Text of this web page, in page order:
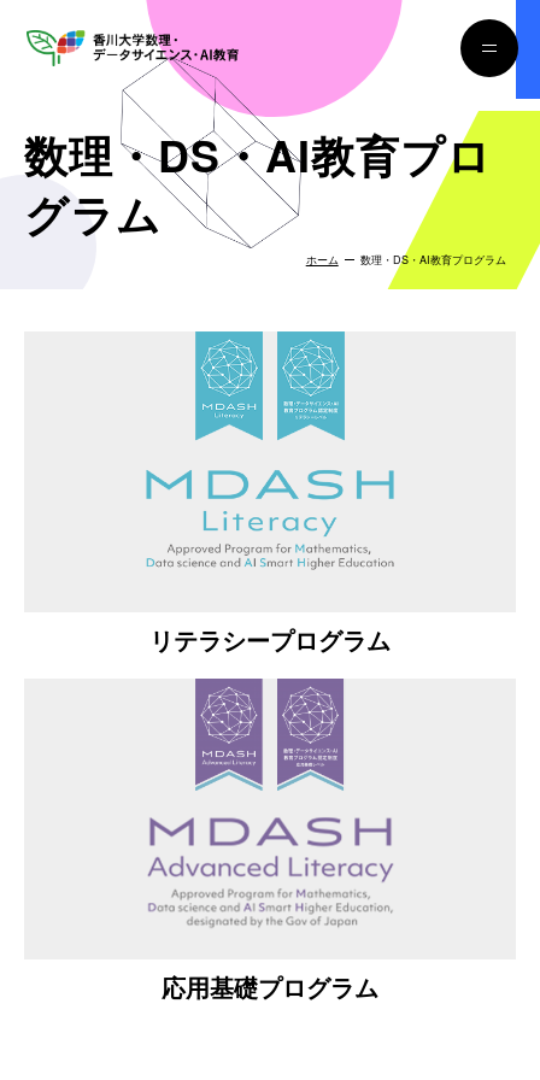
数理・DS・AI教育プロ
グラム
ホーム 数理・DS・AI教育プログラム
リテラシープログラム
応用基礎プログラム